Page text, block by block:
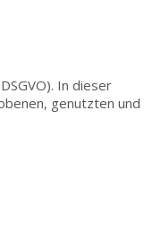
In dieser
genutzten und